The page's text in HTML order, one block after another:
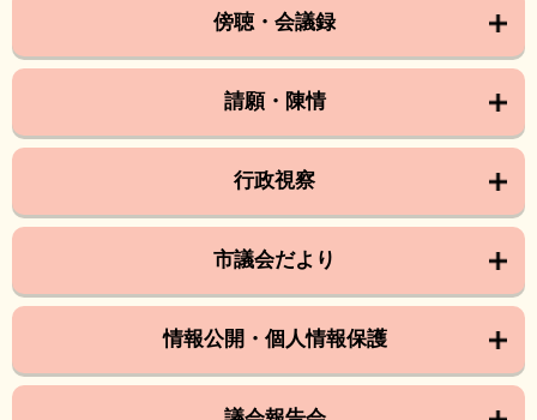
傍聴・会議録
請願・陳情
行政視察
市議会だより
情報公開・個人情報保護